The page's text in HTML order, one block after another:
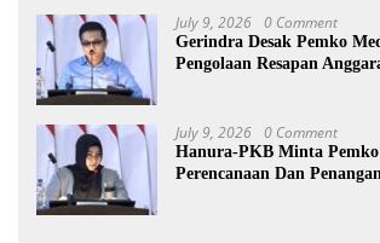
July 9, 2026 0 Comment
Gerindra Desak Pemko
Pengolaan Resapan
July 9, 2026 0 Comment
Hanura-PKB Minta
Perencanaan Dan